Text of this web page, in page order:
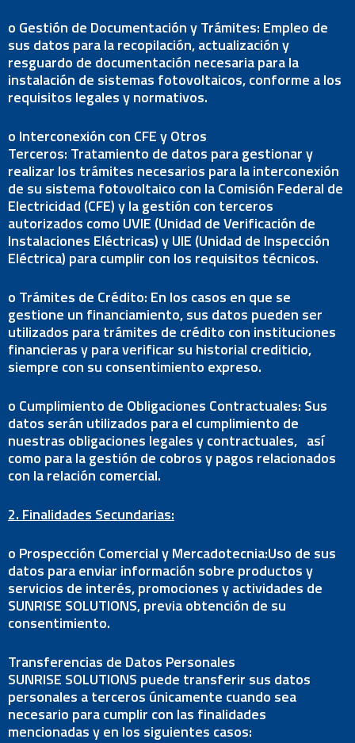
o Gestión de Documentación y Trámites: Empleo de
sus datos para la recopilación, actualización y
resguardo de documentación necesaria para la
instalación de sistemas fotovoltaicos, conforme a los
requisitos legales y normativos.
o Interconexión con CFE y Otros
Terceros: Tratamiento de datos para gestionar y
realizar los trámites necesarios para la interconexión
de su sistema fotovoltaico con la Comisión Federal de
Electricidad (CFE) y la gestión con terceros
autorizados como UVIE (Unidad de Verificación de
Instalaciones Eléctricas) y UIE (Unidad de Inspección
Eléctrica) para cumplir con los requisitos técnicos.
o Trámites de Crédito: En los casos en que se
gestione un financiamiento, sus datos pueden ser
utilizados para trámites de crédito con instituciones
financieras y para verificar su historial crediticio,
siempre con su consentimiento expreso.
o Cumplimiento de Obligaciones Contractuales: Sus
datos serán utilizados para el cumplimiento de
nuestras obligaciones legales y contractuales, así
como para la gestión de cobros y pagos relacionados
con la relación comercial.
2. Finalidades Secundarias:
o Prospección Comercial y Mercadotecnia:Uso de sus
datos para enviar información sobre productos y
servicios de interés, promociones y actividades de
SUNRISE SOLUTIONS, previa obtención de su
consentimiento.
Transferencias de Datos Personales
SUNRISE SOLUTIONS puede transferir sus datos
personales a terceros únicamente cuando sea
necesario para cumplir con las finalidades
mencionadas y en los siguientes casos: